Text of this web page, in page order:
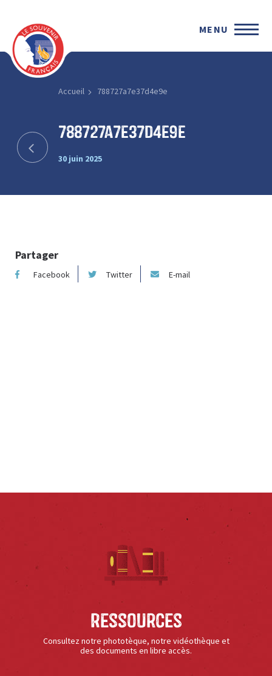
MENU
Accueil 788727a7e37d4e9e
788727a7e37d4e9e
30 juin 2025
Partager
Facebook Twitter E-mail
Ressources
Consultez notre phototèque, notre vidéothèque et
des documents en libre accès.